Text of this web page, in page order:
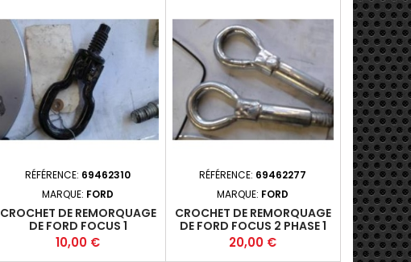
RÉFÉRENCE: 69462310
MARQUE: FORD
CROCHET DE REMORQUAGE
DE FORD FOCUS 1
Prix
10,00 €
RÉFÉRENCE: 69462277
MARQUE: FORD
CROCHET DE REMORQUAGE
DE FORD FOCUS 2 PHASE 1
Prix
20,00 €